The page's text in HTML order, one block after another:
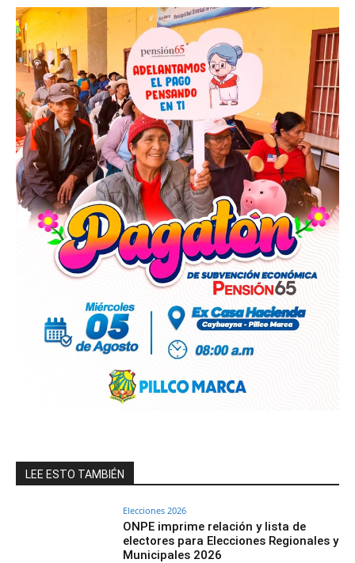
LEE ESTO TAMBIÉN
Elecciones 2026
ONPE imprime relación y lista de
electores para Elecciones Regionales y
Municipales 2026